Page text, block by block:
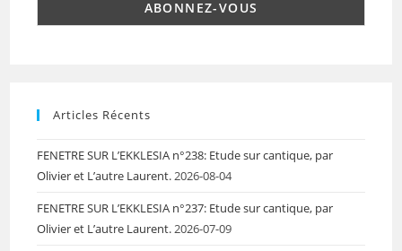
Articles Récents
FENETRE SUR L’EKKLESIA n°238: Etude sur cantique, par
Olivier et L’autre Laurent.2026-08-04
FENETRE SUR L’EKKLESIA n°237: Etude sur cantique, par
Olivier et L’autre Laurent.2026-07-09